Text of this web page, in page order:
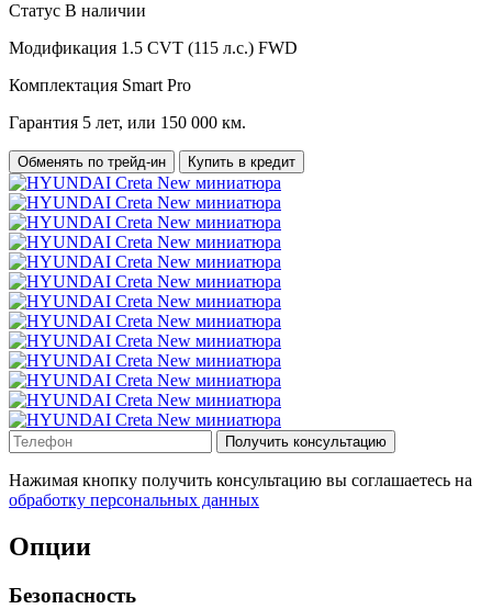
Статус В наличии
Модификация 1.5 CVT (115 л.с.) FWD
Комплектация Smart Pro
Гарантия 5 лет, или 150 000 км.
Обменять по трейд-ин Купить в кредит
Получить консультацию
Нажимая кнопку получить консультацию вы соглашаетесь на
обработку персональных данных
Опции
Безопасность